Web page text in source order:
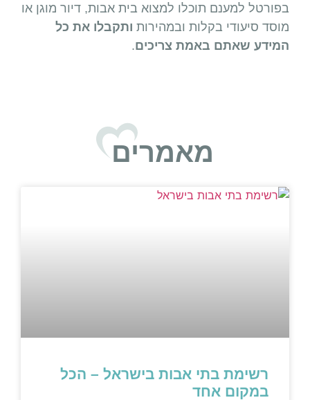
בפורטל למענם תוכלו למצוא בית אבות, דיור מוגן או
מוסד סיעודי בקלות ובמהירות ותקבלו את כל
המידע שאתם באמת צריכים.
מאמרים
רשימת בתי אבות בישראל – הכל
במקום אחד